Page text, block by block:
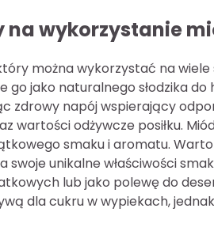
na wykorzystanie
można wykorzystać na
go jako naturalnego słodzika
zdrowy napój wspierający
wartości odżywcze posiłku.
smaku i aromatu.
swoje unikalne właściwości
lub jako polewę do
dla cukru w wypiekach,